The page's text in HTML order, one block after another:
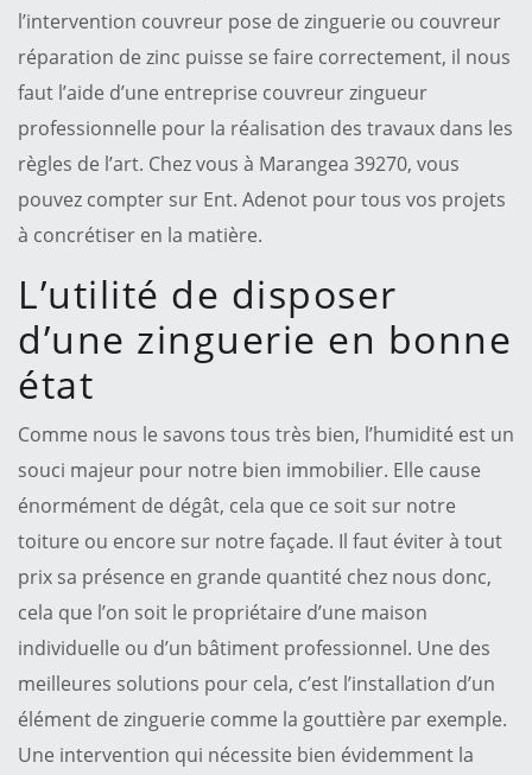
l’intervention couvreur pose de zinguerie ou couvreur
réparation de zinc puisse se faire correctement, il nous
faut l’aide d’une entreprise couvreur zingueur
professionnelle pour la réalisation des travaux dans les
règles de l’art. Chez vous à Marangea 39270, vous
pouvez compter sur Ent. Adenot pour tous vos projets
à concrétiser en la matière.
L’utilité de disposer
d’une zinguerie en bonne
état
Comme nous le savons tous très bien, l’humidité est un
souci majeur pour notre bien immobilier. Elle cause
énormément de dégât, cela que ce soit sur notre
toiture ou encore sur notre façade. Il faut éviter à tout
prix sa présence en grande quantité chez nous donc,
cela que l’on soit le propriétaire d’une maison
individuelle ou d’un bâtiment professionnel. Une des
meilleures solutions pour cela, c’est l’installation d’un
élément de zinguerie comme la gouttière par exemple.
Une intervention qui nécessite bien évidemment la